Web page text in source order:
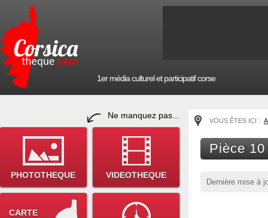
1er média culturel et participatif corse
Ne manquez pas...
PHOTOTHEQUE VIDEOTHEQUE
CARTE
VOUS ÊTES ICI :
Pièce
Dernière mise à